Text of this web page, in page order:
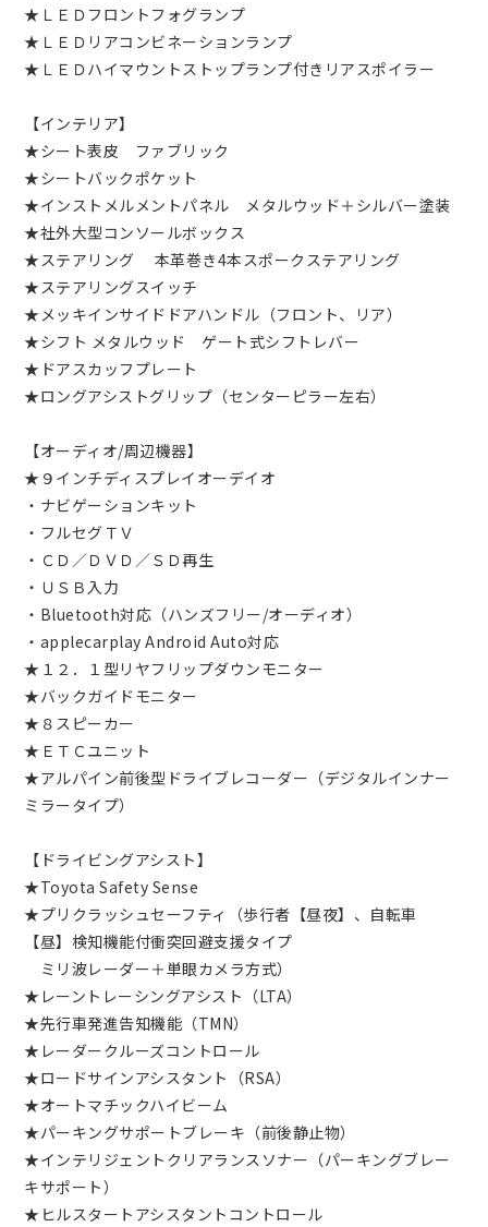
★ＬＥＤフロントフォグランプ
★ＬＥＤリアコンビネーションランプ
★ＬＥＤハイマウントストップランプ付きリアスポイラー
【インテリア】
★シート表皮 ファブリック
★シートバックポケット
★インストメルメントパネル メタルウッド＋シルバー塗装
★社外大型コンソールボックス
★ステアリング 本革巻き4本スポークステアリング
★ステアリングスイッチ
★メッキインサイドドアハンドル（フロント、リア）
★シフト メタルウッド ゲート式シフトレバー
★ドアスカッフプレート
★ロングアシストグリップ（センターピラー左右）
【オーディオ/周辺機器】
★９インチディスプレイオーデイオ
・ナビゲーションキット
・フルセグＴＶ
・ＣＤ／ＤＶＤ／ＳＤ再生
・ＵＳＢ入力
・Bluetooth対応（ハンズフリー/オーディオ）
・applecarplay Android Auto対応
★１２．１型リヤフリップダウンモニター
★バックガイドモニター
★８スピーカー
★ＥＴＣユニット
★アルパイン前後型ドライブレコーダー（デジタルインナー
ミラータイプ）
【ドライビングアシスト】
★Toyota Safety Sense
★プリクラッシュセーフティ（歩行者【昼夜】、自転車
【昼】検知機能付衝突回避支援タイプ
ミリ波レーダー＋単眼カメラ方式）
★レーントレーシングアシスト（LTA）
★先行車発進告知機能（TMN）
★レーダークルーズコントロール
★ロードサインアシスタント（RSA）
★オートマチックハイビーム
★パーキングサポートブレーキ（前後静止物）
★インテリジェントクリアランスソナー（パーキングブレー
キサポート）
★ヒルスタートアシスタントコントロール